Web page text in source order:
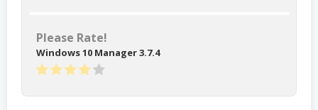
Please Rate!
Windows 10 Manager 3.7.4